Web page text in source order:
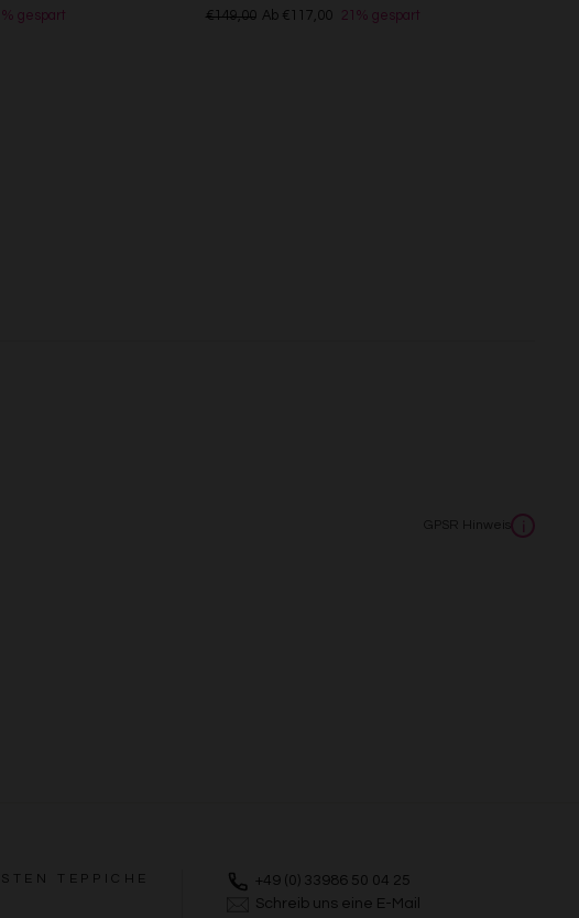
gespart
€149,00 Ab €117,00 21% gespart
GPSR Hinweis i
TEPPICHE
+49 (0) 33986 50 04 25
Schreib uns eine E-Mail